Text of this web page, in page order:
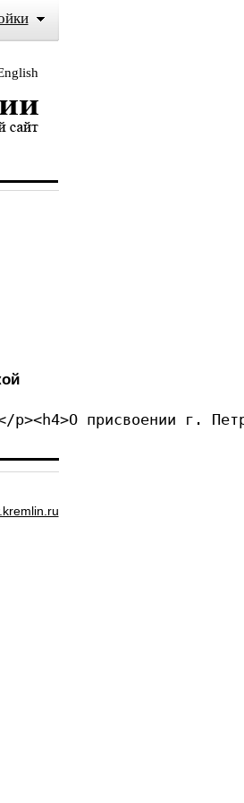
p><h4>О присвоении г.